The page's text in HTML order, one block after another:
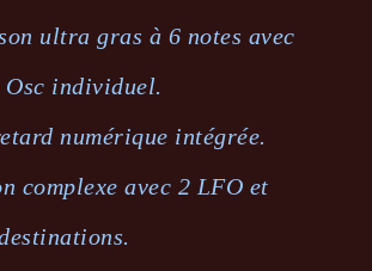
ultra gras à 6 notes avec
Osc individuel.
numérique intégrée.
complexe avec 2 LFO et